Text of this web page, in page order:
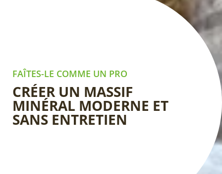
FAÎTES-LE COMME UN PRO
CRÉER UN MASSIF
MINÉRAL MODERNE ET
SANS ENTRETIEN